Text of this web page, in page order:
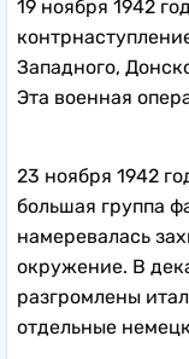
19 ноября 1942
Западного,
Эта военная
23 ноября 1942
большая группа
намеревалась
окружение. В
разгромлены
отдельные